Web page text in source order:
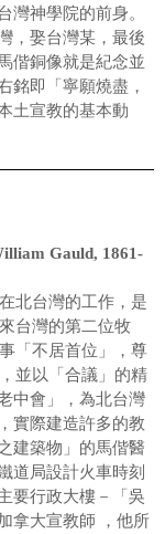
灣神學院的前身。
，娶台灣某，最後
偕銅像就是紀念並
銘即「寧願燒盡，
土宣教的基本動
Gauld, 1861-
北台灣的工作，是
台灣的第二位牧
「不居首位」，尊
並以「合議」的精
中會」，為北台灣
實際建造許多的教
建築物」的馬偕醫
道局設計火車時刻
要行政大樓－「吳
拿大宣教師 ，他所